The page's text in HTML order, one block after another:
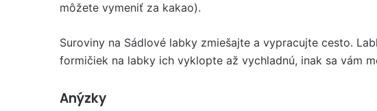
môžete vymeniť za kakao).
Suroviny na Sádlové labky zmiešajte a vypracujte cesto.
formičiek na labky ich vyklopte až vychladnú, inak sa vám
Anýzky